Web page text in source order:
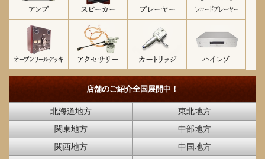
店舗のご紹介全国展開中！
北海道地方
東北地方
関東地方
中部地方
関西地方
中国地方